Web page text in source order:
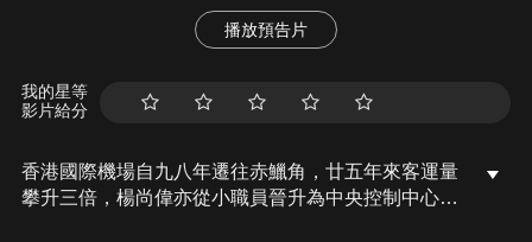
播放預告片
我的星等
影片給分
香港國際機場自九八年遷往赤鱲角，廿五年來客運量
攀升三倍，楊尚偉亦從小職員晉升為中央控制中心值